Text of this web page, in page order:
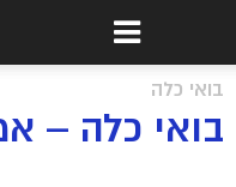
בואי כלה
בואי כלה –